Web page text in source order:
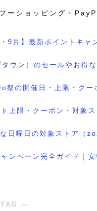
ーショッピング・
9月】最新ポイントキャ
ウン）のセールやお得
の開催日・上限・クー
上限・クーポン・対象
日曜日の対象ストア（
ンペーン完全ガイド｜
―